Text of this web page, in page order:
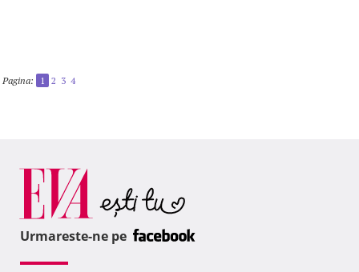
Pagina: 1 2 3 4
Urmareste-ne pe